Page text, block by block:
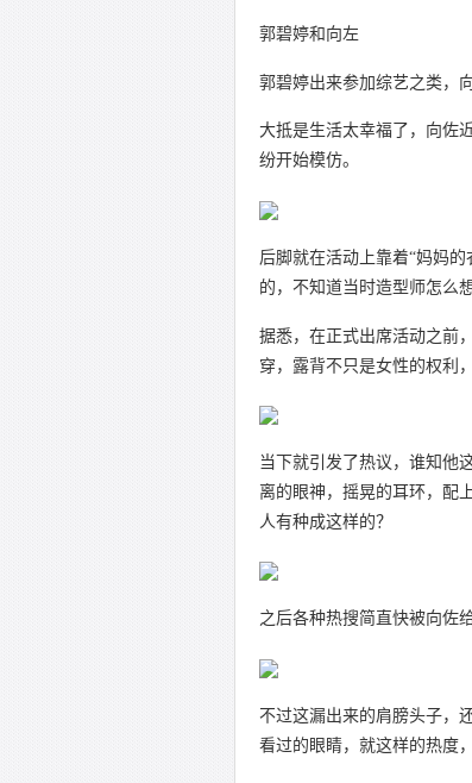
郭碧婷和向左
郭碧婷出来参加综艺之类，
大抵是生活太幸福了，向佐
纷开始模仿。
后脚就在活动上靠着“妈妈
的，不知道当时造型师怎么想
据悉，在正式出席活动之前
穿，露背不只是女性的权利
当下就引发了热议，谁知他
离的眼神，摇晃的耳环，配
人有种成这样的？
之后各种热搜简直快被向佐
不过这漏出来的肩膀头子，
看过的眼睛，就这样的热度